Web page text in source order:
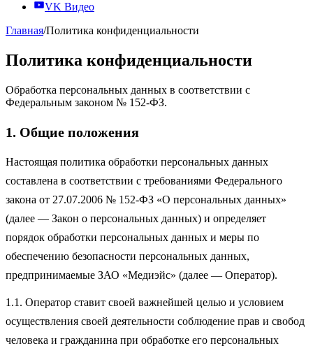
VK Видео
Главная/Политика конфиденциальности
Политика конфиденциальности
Обработка персональных данных в соответствии с
Федеральным законом № 152-ФЗ.
1. Общие положения
Настоящая политика обработки персональных данных
составлена в соответствии с требованиями Федерального
закона от 27.07.2006 № 152-ФЗ «О персональных данных»
(далее — Закон о персональных данных) и определяет
порядок обработки персональных данных и меры по
обеспечению безопасности персональных данных,
предпринимаемые ЗАО «Медиэйс» (далее — Оператор).
1.1. Оператор ставит своей важнейшей целью и условием
осуществления своей деятельности соблюдение прав и свобод
человека и гражданина при обработке его персональных